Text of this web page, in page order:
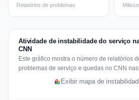
Relatórios de problemas
Atividade de instabilidade do serviço
CNN
Este gráfico mostra o número de relatórios
problemas de serviço e quedas no CNN
Exibir mapa de